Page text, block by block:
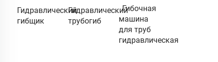
Гидравлический
гибщик
Гидравлический
трубогиб
Гибочная
машина
для труб
гидравлическая